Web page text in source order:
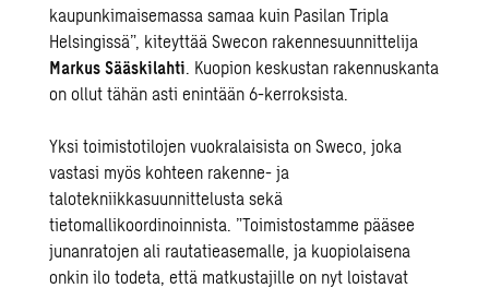
kaupunkimaisemassa samaa kuin Pasilan Tripla
Helsingissä”, kiteyttää Swecon rakennesuunnittelija
Markus Sääskilahti. Kuopion keskustan rakennuskanta
on ollut tähän asti enintään 6-kerroksista.
Yksi toimistotilojen vuokralaisista on Sweco, joka
vastasi myös kohteen rakenne- ja
talotekniikkasuunnittelusta sekä
tietomallikoordinoinnista. ”Toimistostamme pääsee
junanratojen ali rautatieasemalle, ja kuopiolaisena
onkin ilo todeta, että matkustajille on nyt loistavat